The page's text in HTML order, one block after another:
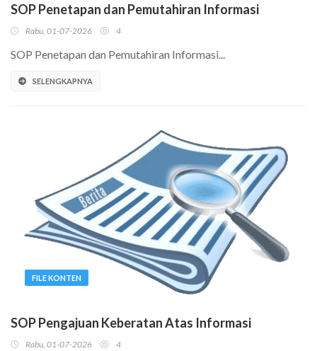
SOP Penetapan dan Pemutahiran Informasi
Rabu, 01-07-2026 4
SOP Penetapan dan Pemutahiran Informasi...
SELENGKAPNYA
FILE KONTEN
SOP Pengajuan Keberatan Atas Informasi
Rabu, 01-07-2026 4